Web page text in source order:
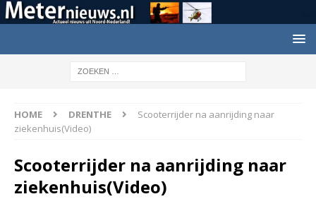
HOME DRENTHE
Scooterrijder na aanrijding naar
ziekenhuis(Video)
Scooterrijder na aanrijding naar
ziekenhuis(Video)